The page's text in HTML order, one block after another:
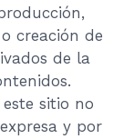
creación de
de la
sitio no
y por